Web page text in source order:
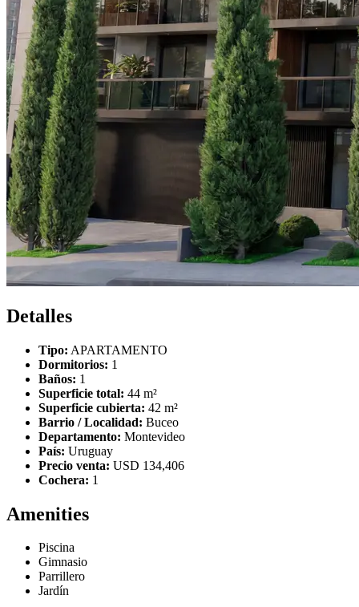
Detalles
Tipo: APARTAMENTO
Dormitorios: 1
Baños: 1
Superficie total: 44 m²
Superficie cubierta: 42 m²
Barrio / Localidad: Buceo
Departamento: Montevideo
País: Uruguay
Precio venta: USD 134,406
Cochera: 1
Amenities
Piscina
Gimnasio
Parrillero
Jardín